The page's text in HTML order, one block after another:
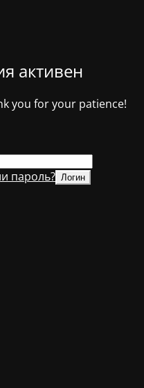
активен
you for your patience!
пароль?